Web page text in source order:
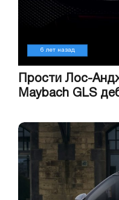
6 лет назад
Прости Лос-
Maybach GLS